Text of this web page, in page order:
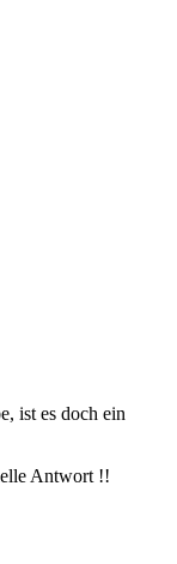
ist es doch ein
Antwort !!